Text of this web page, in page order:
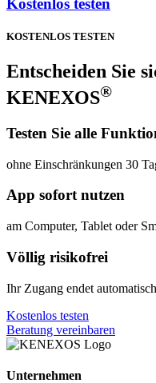
Kostenlos testen
KOSTENLOS TESTEN
Entscheiden Sie
KENEXOS®
Testen Sie alle
ohne Einschränkungen 30
App sofort nutzen
am Computer, Tablet oder
Völlig risikofrei
Ihr Zugang endet
Kostenlos testen
Beratung vereinbaren
Unternehmen